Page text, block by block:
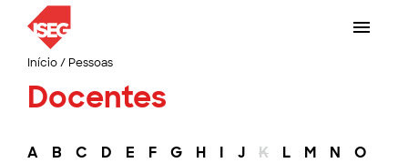
Início/ Pessoas
Docentes
A B C D E F G H I J K L M N O